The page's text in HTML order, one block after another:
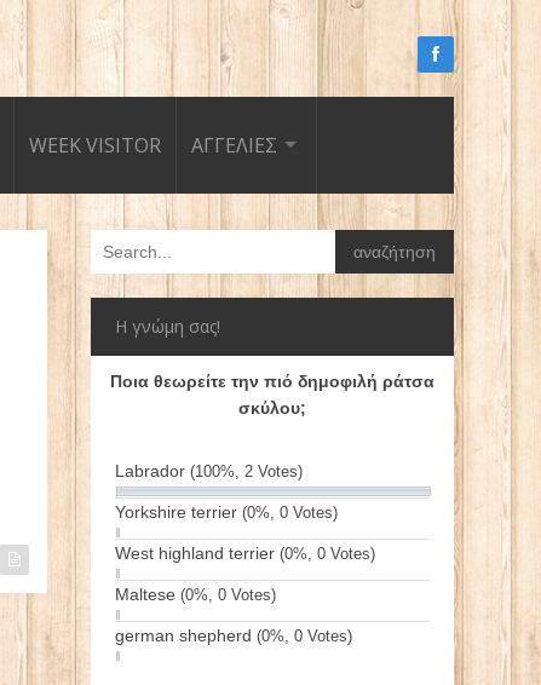
WEEK VISITOR ΑΓΓΕΛΙΕΣ
Η γνώμη σας!
Ποια θεωρείτε την πιό δημοφιλή ράτσα
σκύλου;
Labrador (100%, 2 Votes)
Yorkshire terrier (0%, 0 Votes)
West highland terrier (0%, 0 Votes)
Maltese (0%, 0 Votes)
german shepherd (0%, 0 Votes)